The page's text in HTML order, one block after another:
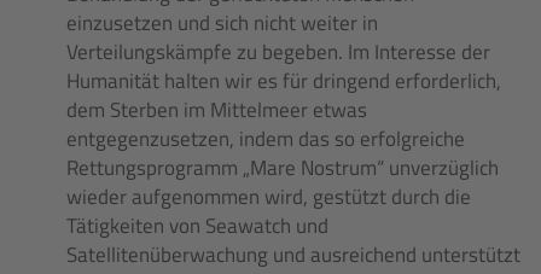
einzusetzen und sich nicht weiter in
Verteilungskämpfe zu begeben. Im Interesse der
Humanität halten wir es für dringend erforderlich,
dem Sterben im Mittelmeer etwas
entgegenzusetzen, indem das so erfolgreiche
Rettungsprogramm „Mare Nostrum“ unverzüglich
wieder aufgenommen wird, gestützt durch die
Tätigkeiten von Seawatch und
Satellitenüberwachung und ausreichend unterstützt